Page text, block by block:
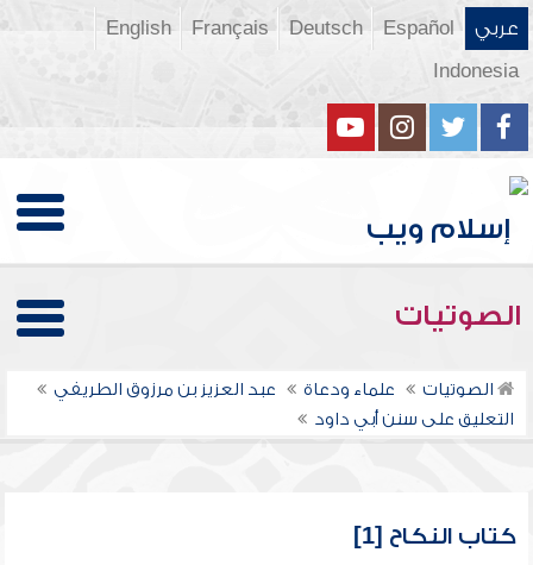
عربي Español
Deutsch
Français
English
Indonesia
الصوتيات
الصوتيات علماء ودعاة
عبد العزيز بن مرزوق الطريفي
التعليق على سنن أبي داود
كتاب النكاح [1]